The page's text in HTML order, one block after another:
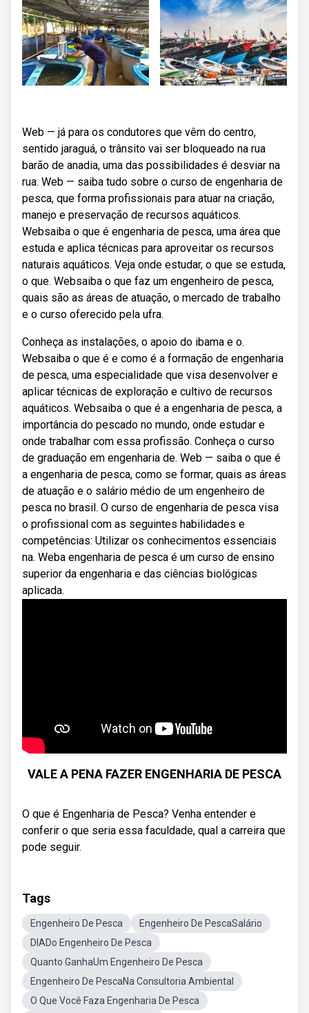
Web — já para os condutores que vêm do centro,
sentido jaraguá, o trânsito vai ser bloqueado na rua
barão de anadia, uma das possibilidades é desviar na
rua. Web — saiba tudo sobre o curso de engenharia de
pesca, que forma profissionais para atuar na criação,
manejo e preservação de recursos aquáticos.
Websaiba o que é engenharia de pesca, uma área que
estuda e aplica técnicas para aproveitar os recursos
naturais aquáticos. Veja onde estudar, o que se estuda,
o que. Websaiba o que faz um engenheiro de pesca,
quais são as áreas de atuação, o mercado de trabalho
e o curso oferecido pela ufra.
Conheça as instalações, o apoio do ibama e o.
Websaiba o que é e como é a formação de engenharia
de pesca, uma especialidade que visa desenvolver e
aplicar técnicas de exploração e cultivo de recursos
aquáticos. Websaiba o que é a engenharia de pesca, a
importância do pescado no mundo, onde estudar e
onde trabalhar com essa profissão. Conheça o curso
de graduação em engenharia de. Web — saiba o que é
a engenharia de pesca, como se formar, quais as áreas
de atuação e o salário médio de um engenheiro de
pesca no brasil. O curso de engenharia de pesca visa
o profissional com as seguintes habilidades e
competências: Utilizar os conhecimentos essenciais
na. Weba engenharia de pesca é um curso de ensino
superior da engenharia e das ciências biológicas
aplicada.
VALE A PENA FAZER ENGENHARIA DE PESCA
O que é Engenharia de Pesca? Venha entender e
conferir o que seria essa faculdade, qual a carreira que
pode seguir.
Tags
Engenheiro De Pesca
Engenheiro De PescaSalário
DIADo Engenheiro De Pesca
Quanto GanhaUm Engenheiro De Pesca
Engenheiro De PescaNa Consultoria Ambiental
O Que Você Faza Engenharia De Pesca